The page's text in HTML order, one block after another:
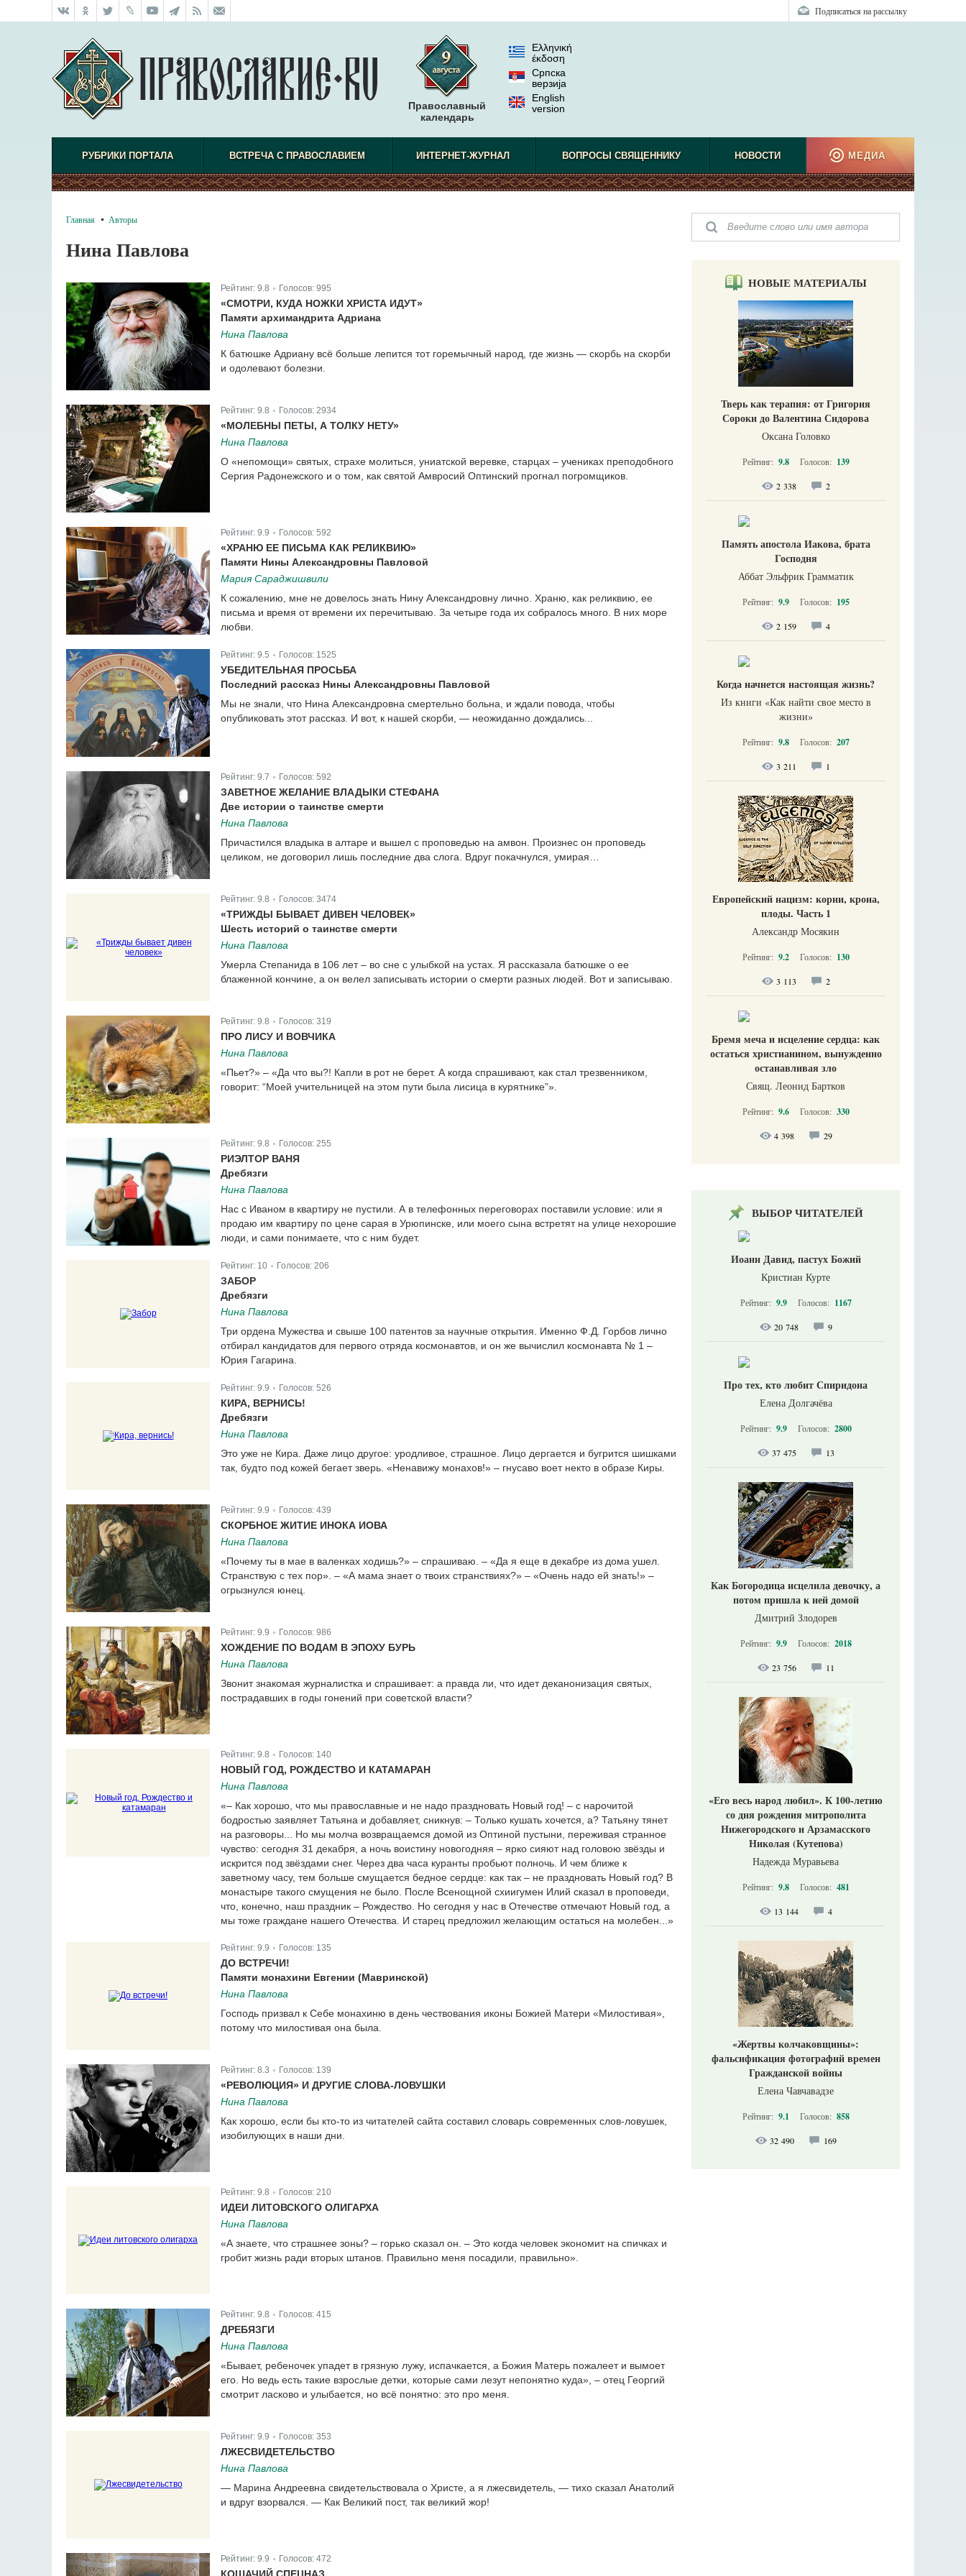
Подписаться на рассылку
Православный
календарь
Ελληνική
έκδοση
Српска
верзиjа
English
version
РУБРИКИ ПОРТАЛА ВСТРЕЧА С ПРАВОСЛАВИЕМ ИНТЕРНЕТ-ЖУРНАЛ ВОПРОСЫ СВЯЩЕННИКУ НОВОСТИ МЕДИА
Главная Авторы
Нина Павлова
Рейтинг: 9.8 Голосов: 995
«СМОТРИ, КУДА НОЖКИ ХРИСТА ИДУТ»
Памяти архимандрита Адриана
Нина Павлова
К батюшке Адриану всё больше лепится тот горемычный народ, где жизнь — скорбь на скорби
и одолевают болезни.
Рейтинг: 9.8 Голосов: 2934
«МОЛЕБНЫ ПЕТЫ, А ТОЛКУ НЕТУ»
Нина Павлова
О «непомощи» святых, страхе молиться, униатской веревке, старцах – учениках преподобного
Сергия Радонежского и о том, как святой Амвросий Оптинский прогнал погромщиков.
Рейтинг: 9.9 Голосов: 592
«ХРАНЮ ЕЕ ПИСЬМА КАК РЕЛИКВИЮ»
Памяти Нины Александровны Павловой
Мария Сараджишвили
К сожалению, мне не довелось знать Нину Александровну лично. Храню, как реликвию, ее
письма и время от времени их перечитываю. За четыре года их собралось много. В них море
любви.
Рейтинг: 9.5 Голосов: 1525
УБЕДИТЕЛЬНАЯ ПРОСЬБА
Последний рассказ Нины Александровны Павловой
Мы не знали, что Нина Александровна смертельно больна, и ждали повода, чтобы
опубликовать этот рассказ. И вот, к нашей скорби, — неожиданно дождались...
Рейтинг: 9.7 Голосов: 592
ЗАВЕТНОЕ ЖЕЛАНИЕ ВЛАДЫКИ СТЕФАНА
Две истории о таинстве смерти
Нина Павлова
Причастился владыка в алтаре и вышел с проповедью на амвон. Произнес он проповедь
целиком, не договорил лишь последние два слога. Вдруг покачнулся, умирая…
Рейтинг: 9.8 Голосов: 3474
«ТРИЖДЫ БЫВАЕТ ДИВЕН ЧЕЛОВЕК»
Шесть историй о таинстве смерти
Нина Павлова
Умерла Степанида в 106 лет – во сне с улыбкой на устах. Я рассказала батюшке о ее
блаженной кончине, а он велел записывать истории о смерти разных людей. Вот и записываю.
Рейтинг: 9.8 Голосов: 319
ПРО ЛИСУ И ВОВЧИКА
Нина Павлова
«Пьет?» – «Да что вы?! Капли в рот не берет. А когда спрашивают, как стал трезвенником,
говорит: “Моей учительницей на этом пути была лисица в курятнике”».
Рейтинг: 9.8 Голосов: 255
РИЭЛТОР ВАНЯ
Дребязги
Нина Павлова
Нас с Иваном в квартиру не пустили. А в телефонных переговорах поставили условие: или я
продаю им квартиру по цене сарая в Урюпинске, или моего сына встретят на улице нехорошие
люди, и сами понимаете, что с ним будет.
Рейтинг: 10 Голосов: 206
ЗАБОР
Дребязги
Нина Павлова
Три ордена Мужества и свыше 100 патентов за научные открытия. Именно Ф.Д. Горбов лично
отбирал кандидатов для первого отряда космонавтов, и он же вычислил космонавта № 1 –
Юрия Гагарина.
Рейтинг: 9.9 Голосов: 526
КИРА, ВЕРНИСЬ!
Дребязги
Нина Павлова
Это уже не Кира. Даже лицо другое: уродливое, страшное. Лицо дергается и бугрится шишками
так, будто под кожей бегает зверь. «Ненавижу монахов!» – гнусаво воет некто в образе Киры.
Рейтинг: 9.9 Голосов: 439
СКОРБНОЕ ЖИТИЕ ИНОКА ИОВА
Нина Павлова
«Почему ты в мае в валенках ходишь?» – спрашиваю. – «Да я еще в декабре из дома ушел.
Странствую с тех пор». – «А мама знает о твоих странствиях?» – «Очень надо ей знать!» –
огрызнулся юнец.
Рейтинг: 9.9 Голосов: 986
ХОЖДЕНИЕ ПО ВОДАМ В ЭПОХУ БУРЬ
Нина Павлова
Звонит знакомая журналистка и спрашивает: а правда ли, что идет деканонизация святых,
пострадавших в годы гонений при советской власти?
Рейтинг: 9.8 Голосов: 140
НОВЫЙ ГОД, РОЖДЕСТВО И КАТАМАРАН
Нина Павлова
«– Как хорошо, что мы православные и не надо праздновать Новый год! – с нарочитой
бодростью заявляет Татьяна и добавляет, сникнув: – Только кушать хочется, а? Татьяну тянет
на разговоры... Но мы молча возвращаемся домой из Оптиной пустыни, переживая странное
чувство: сегодня 31 декабря, а ночь воистину новогодняя – ярко сияют над головою звёзды и
искрится под звёздами снег. Через два часа куранты пробьют полночь. И чем ближе к
заветному часу, тем больше смущается бедное сердце: как так – не праздновать Новый год? В
монастыре такого смущения не было. После Всенощной схиигумен Илий сказал в проповеди,
что, конечно, наш праздник – Рождество. Но сегодня у нас в Отечестве отмечают Новый год, а
мы тоже граждане нашего Отечества. И старец предложил желающим остаться на молебен...»
Рейтинг: 9.9 Голосов: 135
ДО ВСТРЕЧИ!
Памяти монахини Евгении (Мавринской)
Нина Павлова
Господь призвал к Себе монахиню в день чествования иконы Божией Матери «Милостивая»,
потому что милостивая она была.
Рейтинг: 8.3 Голосов: 139
«РЕВОЛЮЦИЯ» И ДРУГИЕ СЛОВА-ЛОВУШКИ
Нина Павлова
Как хорошо, если бы кто-то из читателей сайта составил словарь современных слов-ловушек,
изобилующих в наши дни.
Рейтинг: 9.8 Голосов: 210
ИДЕИ ЛИТОВСКОГО ОЛИГАРХА
Нина Павлова
«А знаете, что страшнее зоны? – горько сказал он. – Это когда человек экономит на спичках и
гробит жизнь ради вторых штанов. Правильно меня посадили, правильно».
Рейтинг: 9.8 Голосов: 415
ДРЕБЯЗГИ
Нина Павлова
«Бывает, ребеночек упадет в грязную лужу, испачкается, а Божия Матерь пожалеет и вымоет
его. Но ведь есть такие взрослые детки, которые сами лезут непонятно куда», – отец Георгий
смотрит ласково и улыбается, но всё понятно: это про меня.
Рейтинг: 9.9 Голосов: 353
ЛЖЕСВИДЕТЕЛЬСТВО
Нина Павлова
— Марина Андреевна свидетельствовала о Христе, а я лжесвидетель, — тихо сказал Анатолий
и вдруг взорвался. — Как Великий пост, так великий жор!
Рейтинг: 9.9 Голосов: 472
НОВЫЕ МАТЕРИАЛЫ
Тверь как терапия: от Григория
Сороки до Валентина Сидорова
Оксана Головко
Рейтинг: 9.8 Голосов: 139
2 338 2
Память апостола Иакова, брата
Господня
Аббат Эльфрик Грамматик
Рейтинг: 9.9 Голосов: 195
2 159 4
Когда начнется настоящая жизнь?
Из книги «Как найти свое место в
жизни​»
Рейтинг: 9.8 Голосов: 207
3 211 1
Европейский нацизм: корни, крона,
плоды. Часть 1
Александр Мосякин
Рейтинг: 9.2 Голосов: 130
3 113 2
Бремя меча и исцеление сердца: как
остаться христианином, вынужденно
останавливая зло
Свящ. Леонид Бартков
Рейтинг: 9.6 Голосов: 330
4 398 29
ВЫБОР ЧИТАТЕЛЕЙ
Иоанн Давид, пастух Божий
Кристиан Курте
Рейтинг: 9.9 Голосов: 1167
20 748 9
Про тех, кто любит Спиридона
Елена Долгачёва
Рейтинг: 9.9 Голосов: 2800
37 475 13
Как Богородица исцелила девочку, а
потом пришла к ней домой
Дмитрий Злодорев
Рейтинг: 9.9 Голосов: 2018
23 756 11
«Его весь народ любил». К 100-летию
со дня рождения митрополита
Нижегородского и Арзамасского
Николая (Кутепова)
Надежда Муравьева
Рейтинг: 9.8 Голосов: 481
13 144 4
«Жертвы колчаковщины»:
фальсификация фотографий времен
Гражданской войны
Елена Чавчавадзе
Рейтинг: 9.1 Голосов: 858
32 490 169